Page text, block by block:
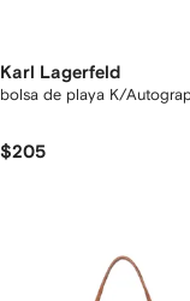
Karl Lagerfeld
bolsa de playa K/
$205